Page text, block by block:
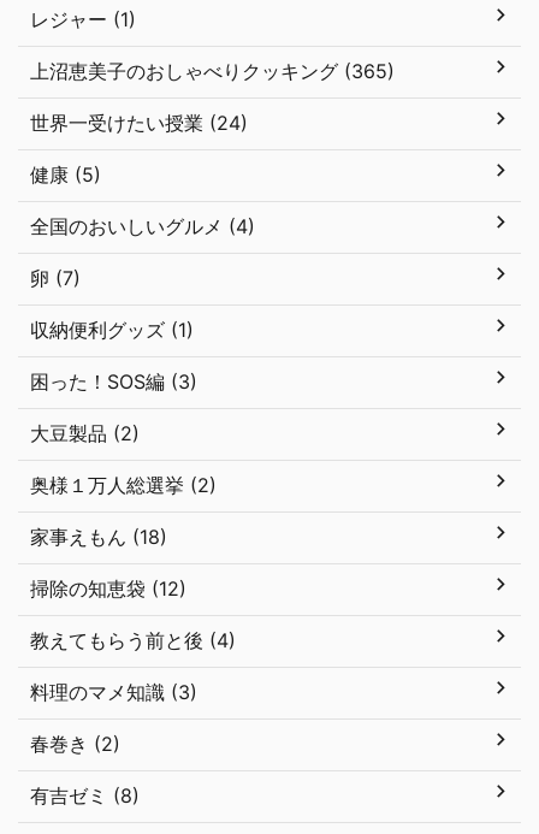
レジャー (1)
上沼恵美子のおしゃべりクッキング (365)
世界一受けたい授業 (24)
健康 (5)
全国のおいしいグルメ (4)
卵 (7)
収納便利グッズ (1)
困った！SOS編 (3)
大豆製品 (2)
奥様１万人総選挙 (2)
家事えもん (18)
掃除の知恵袋 (12)
教えてもらう前と後 (4)
料理のマメ知識 (3)
春巻き (2)
有吉ゼミ (8)